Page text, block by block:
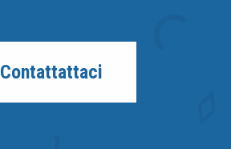
Contattattaci